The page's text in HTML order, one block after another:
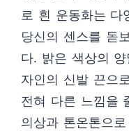
로 흰 운동화는 다
당신의 센스를 돋
다. 밝은 색상의
자인의 신발 끈으
전혀 다른 느낌을
의상과 톤온톤으